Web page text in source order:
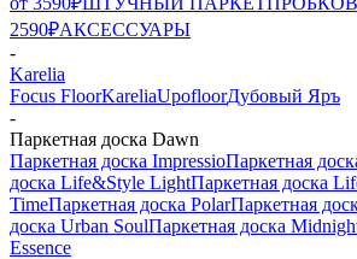
2590₽АКСЕССУАРЫ
-
Karelia
Focus FloorKareliaUpofloorДубовый Яръ
-
Паркетная доска Dawn
Паркетная доска ImpressioПаркетная
доска Life&Style LightПаркетная доска
TimeПаркетная доска PolarПаркетная
доска Urban SoulПаркетная доска
Essence